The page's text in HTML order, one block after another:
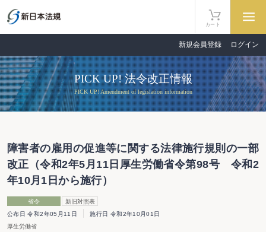
カート
新規会員登録 ログイン
PICK UP! 法令改正情報
PICK UP! Amendment of legislation information
障害者の雇用の促進等に関する法律施行規則の一部
改正（令和2年5月11日厚生労働省令第98号 令和2
年10月1日から施行）
省令
新旧対照表
公布日 令和2年05月11日
施行日 令和2年10月01日
厚生労働省